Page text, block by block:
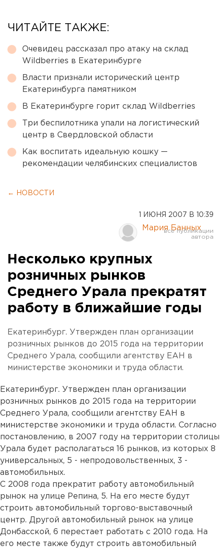
ЧИТАЙТЕ ТАКЖЕ:
Очевидец рассказал про атаку на склад
Wildberries в Екатеринбурге
Власти признали исторический центр
Екатеринбурга памятником
В Екатеринбурге горит склад Wildberries
Три беспилотника упали на логистический
центр в Свердловской области
Как воспитать идеальную кошку —
рекомендации челябинских специалистов
← НОВОСТИ
1 ИЮНЯ 2007 В 10:39
Мария Банных
Несколько крупных
розничных рынков
Среднего Урала прекратят
работу в ближайшие годы
Екатеринбург. Утвержден план организации
розничных рынков до 2015 года на территории
Среднего Урала, сообщили агентству ЕАН в
министерстве экономики и труда области.
Екатеринбург. Утвержден план организации
розничных рынков до 2015 года на территории
Среднего Урала, сообщили агентству ЕАН в
министерстве экономики и труда области. Согласно
постановлению, в 2007 году на территории столицы
Урала будет располагаться 16 рынков, из которых 8
универсальных, 5 - непродовольственных, 3 -
автомобильных.
С 2008 года прекратит работу автомобильный
рынок на улице Репина, 5. На его месте будут
строить автомобильный торгово-выставочный
центр. Другой автомобильный рынок на улице
Донбасской, 6 перестает работать с 2010 года. На
его месте также будут строить автомобильный